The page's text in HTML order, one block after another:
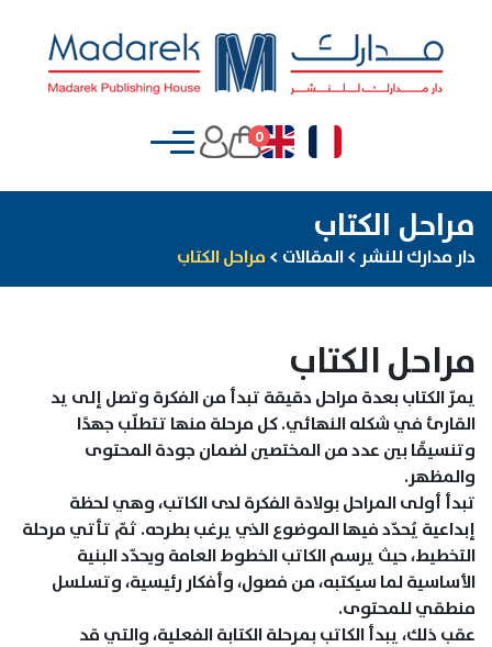
0
مراحل الكتاب
دار مدارك للنشر >المقالات > مراحل الكتاب
مراحل الكتاب
يمرّ الكتاب بعدة مراحل دقيقة تبدأ من الفكرة وتصل إلى يد
القارئ في شكله النهائي. كل مرحلة منها تتطلّب جهدًا
وتنسيقًا بين عدد من المختصين لضمان جودة المحتوى
والمظهر.
تبدأ أولى المراحل بولادة الفكرة لدى الكاتب، وهي لحظة
إبداعية يُحدّد فيها الموضوع الذي يرغب بطرحه. ثمّ تأتي مرحلة
التخطيط، حيث يرسم الكاتب الخطوط العامة ويحدّد البنية
الأساسية لما سيكتبه، من فصول، وأفكار رئيسية، وتسلسل
منطقي للمحتوى.
عقب ذلك، يبدأ الكاتب بمرحلة الكتابة الفعلية، والتي قد